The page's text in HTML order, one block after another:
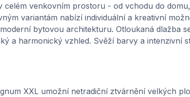
celém venkovním prostoru - od vchodu do
variantám nabízí individuální a kreativní
bytovou architekturu. Otloukaná dlažba
a harmonický vzhled. Svěží barvy a intenzivní
XXL umožní netradiční ztvárnění velkých